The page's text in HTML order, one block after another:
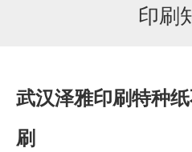
印刷
武汉泽雅印刷特种
刷